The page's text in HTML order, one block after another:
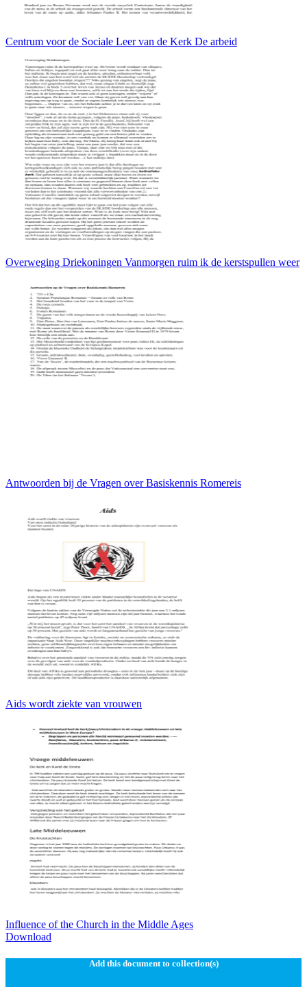
Centrum voor de Sociale Leer van de Kerk De arbeid
Overweging Driekoningen Vanmorgen ruim ik de kerstspullen weer
Antwoorden bij de Vragen over Basiskennis Romereis
Aids wordt ziekte van vrouwen
Influence of the Church in the Middle Ages
Download
Add this document to collection(s)